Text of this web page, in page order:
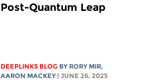
Post-Quantum Leap
DEEPLINKS BLOG BY RORY MIR,
AARON MACKEY
| JUNE 26, 2025